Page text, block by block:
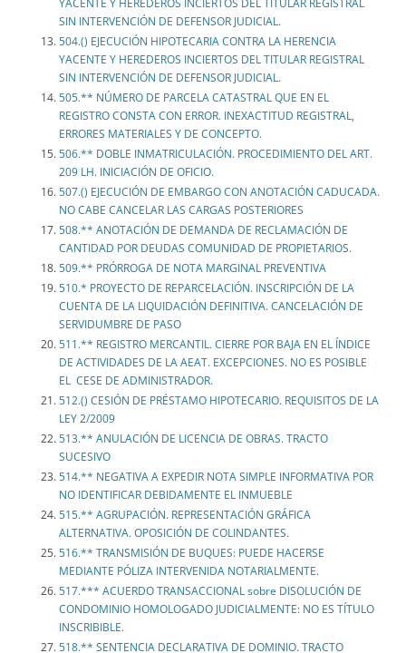
YACENTE Y HEREDEROS INCIERTOS DEL TITULAR REGISTRAL
SIN INTERVENCIÓN DE DEFENSOR JUDICIAL.
504.() EJECUCIÓN HIPOTECARIA CONTRA LA HERENCIA
YACENTE Y HEREDEROS INCIERTOS DEL TITULAR REGISTRAL
SIN INTERVENCIÓN DE DEFENSOR JUDICIAL.
505.** NÚMERO DE PARCELA CATASTRAL QUE EN EL
REGISTRO CONSTA CON ERROR. INEXACTITUD REGISTRAL,
ERRORES MATERIALES Y DE CONCEPTO.
506.** DOBLE INMATRICULACIÓN. PROCEDIMIENTO DEL ART.
209 LH. INICIACIÓN DE OFICIO.
507.() EJECUCIÓN DE EMBARGO CON ANOTACIÓN CADUCADA.
NO CABE CANCELAR LAS CARGAS POSTERIORES
508.** ANOTACIÓN DE DEMANDA DE RECLAMACIÓN DE
CANTIDAD POR DEUDAS COMUNIDAD DE PROPIETARIOS.
509.** PRÓRROGA DE NOTA MARGINAL PREVENTIVA
510.* PROYECTO DE REPARCELACIÓN. INSCRIPCIÓN DE LA
CUENTA DE LA LIQUIDACIÓN DEFINITIVA. CANCELACIÓN DE
SERVIDUMBRE DE PASO
511.** REGISTRO MERCANTIL. CIERRE POR BAJA EN EL ÍNDICE
DE ACTIVIDADES DE LA AEAT. EXCEPCIONES. NO ES POSIBLE
EL CESE DE ADMINISTRADOR.
512.() CESIÓN DE PRÉSTAMO HIPOTECARIO. REQUISITOS DE LA
LEY 2/2009
513.** ANULACIÓN DE LICENCIA DE OBRAS. TRACTO
SUCESIVO
514.** NEGATIVA A EXPEDIR NOTA SIMPLE INFORMATIVA POR
NO IDENTIFICAR DEBIDAMENTE EL INMUEBLE
515.** AGRUPACIÓN. REPRESENTACIÓN GRÁFICA
ALTERNATIVA. OPOSICIÓN DE COLINDANTES.
516.** TRANSMISIÓN DE BUQUES: PUEDE HACERSE
MEDIANTE PÓLIZA INTERVENIDA NOTARIALMENTE.
517.*** ACUERDO TRANSACCIONAL sobre DISOLUCIÓN DE
CONDOMINIO HOMOLOGADO JUDICIALMENTE: NO ES TÍTULO
INSCRIBIBLE.
518.** SENTENCIA DECLARATIVA DE DOMINIO. TRACTO